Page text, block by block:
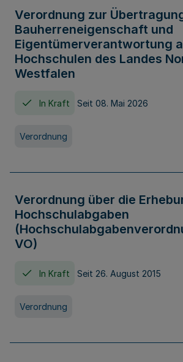
Verordnung zur
Bauherreneigenschaft und
Eigentümerverantwortung
Hochschulen des Landes
Westfalen
In Kraft Seit 08. Mai 2026
Verordnung
Verordnung über die
Hochschulabgaben
VO)
In Kraft Seit 26. August 2015
Verordnung